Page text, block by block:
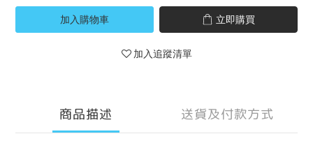
加入購物車 立即購買
加入追蹤清單
商品描述 送貨及付款方式